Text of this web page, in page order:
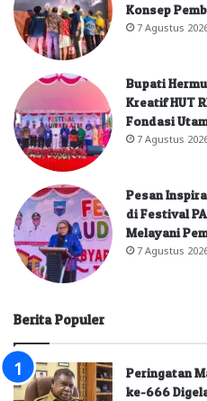
Konsep
7 Agustus
Bupati
Kreatif HUT
Fondasi
7 Agustus
Pesan
di Festival
Melayani
7 Agustus
Berita Populer
Peringatan
ke-666